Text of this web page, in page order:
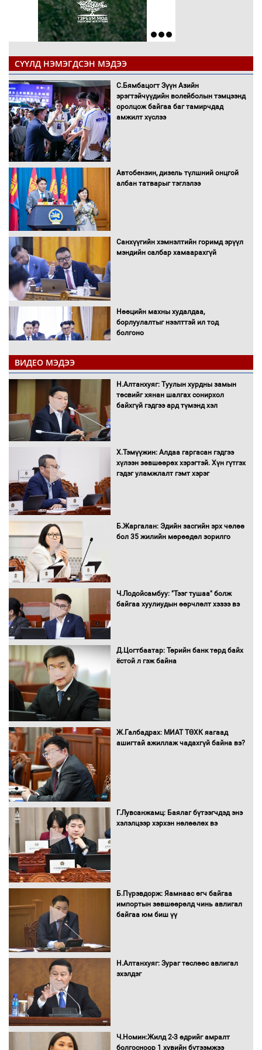
СҮҮЛД НЭМЭГДСЭН МЭДЭЭ
С.Бямбацогт Зүүн Азийн
эрэгтэйчүүдийн волейболын тэмцээнд
оролцож байгаа баг тамирчдад
амжилт хүслээ
Автобензин, дизель түлшний онцгой
албан татварыг тэглэлээ
Санхүүгийн хэмнэлтийн горимд эрүүл
мэндийн салбар хамаарахгүй
Нөөцийн махны худалдаа,
борлуулалтыг нээлттэй ил тод
болгоно
Монгол Улс “COP17”-д “Тал хээрийн
төлөвлөгөө”-гөө танилцуулна
16 төрлийн эмийг нэг эх үүсвэрээс
худалдан авах журмыг баталлаа
шилжиж, найр наадам, зөвлөгөөн,
гадаад томилолтыг хориглолоо
Сайд нар төсвөө хэрхэн зарцуулах вэ?
Засгийн газрын ээлжит хуралдаан
Автомашинд улсын дугаарын тэгш,
сондгойгоор шатахуун олгоно
татвар ногдуулахгүй байх эрх зүйн
орчныг бүрдүүллээ
баримт
30 хоногийн хугацаатай үүрэг өглөө
ВИДЕО МЭДЭЭ
Н.Алтанхуяг: Туулын хурдны замын
төсвийг хянан шалгах сонирхол
байхгүй гэдгээ ард түмэнд хэл
Х.Тэмүүжин: Алдаа гаргасан гэдгээ
хүлээн зөвшөөрөх хэрэгтэй. Хүн гүтгэх
гэдэг уламжлалт гэмт хэрэг
Б.Жаргалан: Эдийн засгийн эрх чөлөө
бол 35 жилийн мөрөөдөл зорилго
Ч.Лодойсамбуу: "Тээг тушаа" болж
байгаа хуулиудын өөрчлөлт хэзээ вэ
Д.Цогтбаатар: Төрийн банк төрд байх
ёстой л гэж байна
Ж.Галбадрах: МИАТ ТӨХК яагаад
ашигтай ажиллаж чадахгүй байна вэ?
Г.Лувсанжамц: Баялаг бүтээгчдэд энэ
хэлэлцээр хэрхэн нөлөөлөх вэ
Б.Пүрэвдорж: Яамнаас өгч байгаа
импортын зөвшөөрөлд чинь авлигал
байгаа юм биш үү
Н.Алтанхуяг: Зураг төслөөс авлигал
эхэлдэг
Ч.Номин:Жилд 2-3 өдрийг амралт
болгосноор 1 хувийн бүтээмжээ